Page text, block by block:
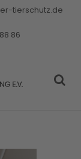
tierschutz.de
86